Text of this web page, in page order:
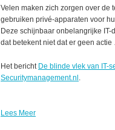
Velen maken zich zorgen over de
gebruiken privé-apparaten voor
Deze schijnbaar onbelangrijke
dat betekent niet dat er geen
Het bericht De blinde vlek van IT-
Securitymanagement.nl .
Lees Meer